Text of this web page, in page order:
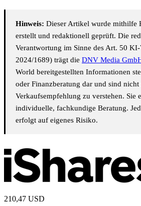
Hinweis: Dieser Artikel wurde mithilfe
erstellt und redaktionell geprüft. Die
Verantwortung im Sinne des Art. 50
2024/1689) trägt die DNV Media
World bereitgestellten Informationen
oder Finanzberatung dar und sind
Verkaufsempfehlung zu verstehen. Sie
individuelle, fachkundige Beratung.
erfolgt auf eigenes Risiko.
210,47 USD